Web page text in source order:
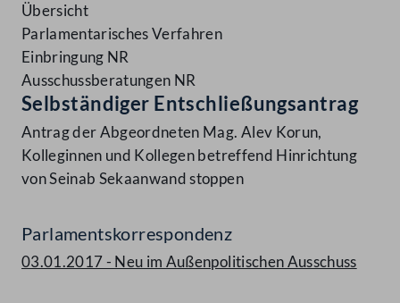
Übersicht
Parlamentarisches Verfahren
Einbringung NR
Ausschussberatungen NR
Selbständiger Entschließungsantrag
Antrag der Abgeordneten Mag. Alev Korun,
Kolleginnen und Kollegen betreffend Hinrichtung
von Seinab Sekaanwand stoppen
Parlamentskorrespondenz
03.01.2017 - Neu im Außenpolitischen Ausschuss